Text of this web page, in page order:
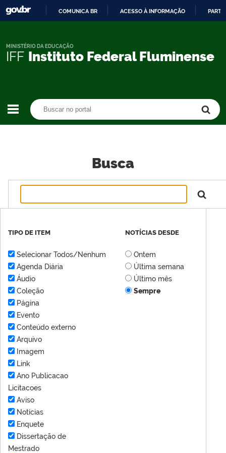
CONTEÚDO
COMUNICA BR ACESSO À INFORMAÇÃO
IFF Instituto Federal Fluminense
MINISTÉRIO DA EDUCAÇÃO
Busca
TIPO DE ITEM
Selecionar Todos/Nenhum
Agenda Diária
Áudio
Coleção
Página
Evento
Conteúdo externo
Arquivo
Imagem
Link
Ano Publicacao
Licitacoes
Aviso
Notícias
Enquete
Dissertação de
Mestrado
NOTÍCIAS DESDE
Ontem
Última semana
Último mês
Sempre